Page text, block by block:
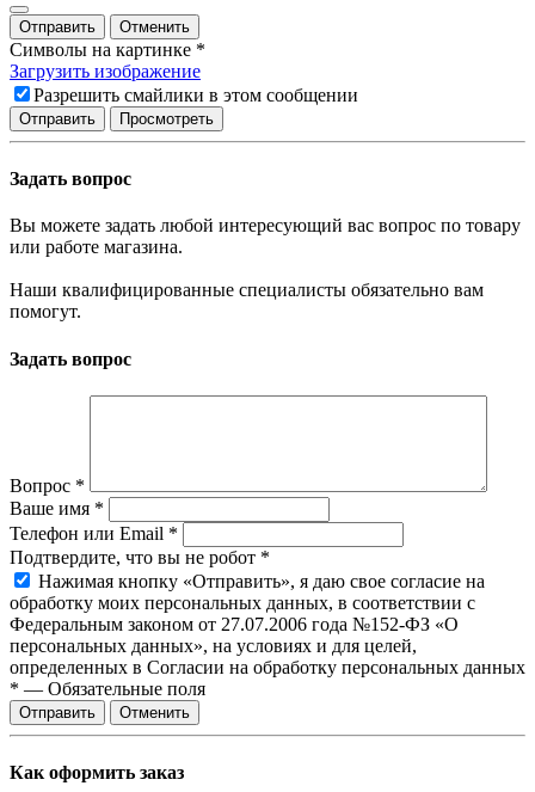
Отправить Отменить
Символы на картинке *
Загрузить изображение
Разрешить смайлики в этом сообщении
Задать вопрос
Вы можете задать любой интересующий вас вопрос по товару
или работе магазина.
Наши квалифицированные специалисты обязательно вам
помогут.
Задать вопрос
Вопрос *
Ваше имя *
Телефон или Email *
Подтвердите, что вы не робот *
Нажимая кнопку «Отправить», я даю свое согласие на
обработку моих персональных данных, в соответствии с
Федеральным законом от 27.07.2006 года №152-ФЗ «О
персональных данных», на условиях и для целей,
определенных в Согласии на обработку персональных данных
* — Обязательные поля
Отправить Отменить
Как оформить заказ